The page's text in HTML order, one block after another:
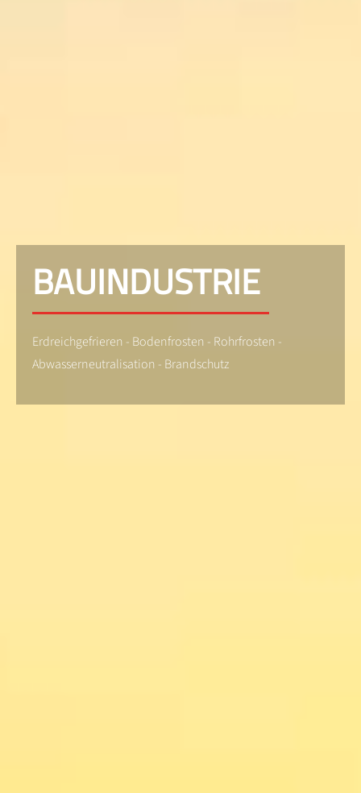
BAUINDUSTRIE
Erdreichgefrieren - Bodenfrosten - Rohrfrosten -
Abwasserneutralisation - Brandschutz